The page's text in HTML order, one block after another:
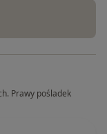
Prawy pośladek